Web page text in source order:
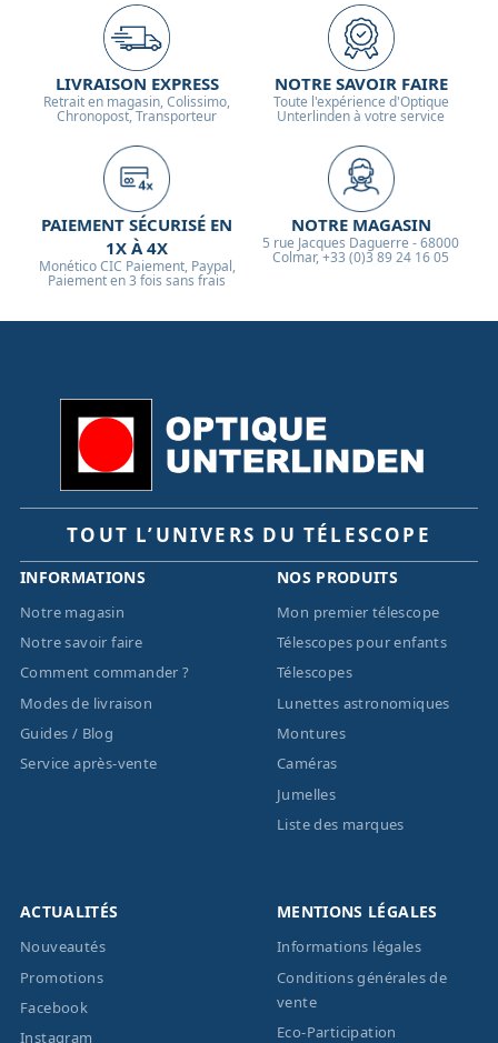
LIVRAISON EXPRESS
Retrait en magasin, Colissimo,
Chronopost, Transporteur
NOTRE SAVOIR FAIRE
Toute l'expérience d'Optique
Unterlinden à votre service
PAIEMENT SÉCURISÉ EN
1X À 4X
Monético CIC Paiement, Paypal,
Paiement en 3 fois sans frais
NOTRE MAGASIN
5 rue Jacques Daguerre - 68000
Colmar, +33 (0)3 89 24 16 05
TOUT L’UNIVERS DU TÉLESCOPE
INFORMATIONS
Notre magasin
Notre savoir faire
Comment commander ?
Modes de livraison
Guides / Blog
Service après-vente
NOS PRODUITS
Mon premier télescope
Télescopes pour enfants
Télescopes
Lunettes astronomiques
Montures
Caméras
Jumelles
Liste des marques
ACTUALITÉS
Nouveautés
Promotions
Facebook
Instagram
MENTIONS LÉGALES
Informations légales
Conditions générales de
vente
Eco-Participation